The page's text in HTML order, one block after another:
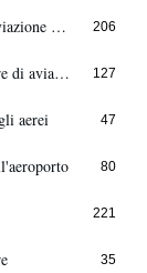
Luce di ostruzione di aviazione del LED 206
Luce di ostruzione solare di aviazione 127
aerei 47
80
221
35